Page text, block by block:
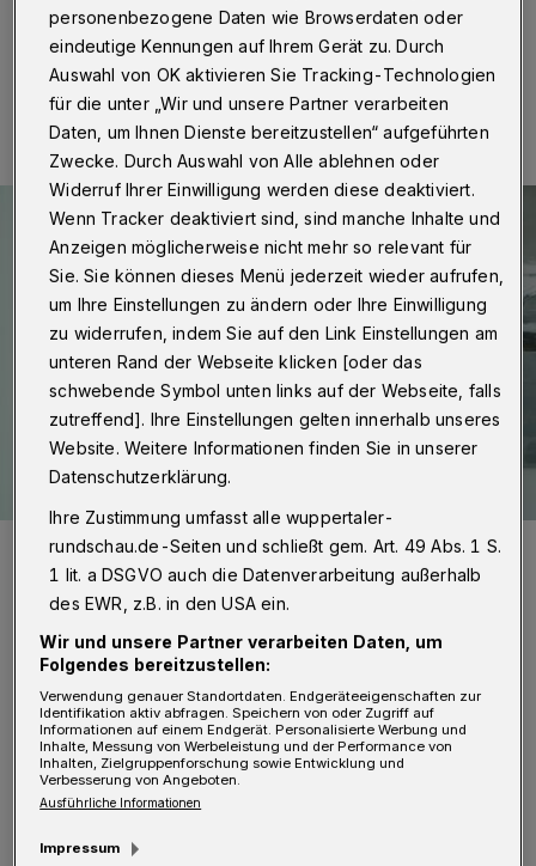
31.10.2024 , 10:30 Uhr Eine Minute Lesezeit
Von li.: Patrick Hahne, Axel Jütz und Holger Iborg.
Foto: Sparkasse Wuppertal
„Mit seiner umfassenden Führungserfahrung
und seiner langjährigen Expertise im Private
Banking und in der Firmenkundenbetreuung
personenbezogene Daten wie Browserdaten oder
eindeutige Kennungen auf Ihrem Gerät zu. Durch
Auswahl von OK aktivieren Sie Tracking-Technologien
für die unter „Wir und unsere Partner verarbeiten
Daten, um Ihnen Dienste bereitzustellen“ aufgeführten
Zwecke. Durch Auswahl von Alle ablehnen oder
Widerruf Ihrer Einwilligung werden diese deaktiviert.
Wenn Tracker deaktiviert sind, sind manche Inhalte und
Anzeigen möglicherweise nicht mehr so relevant für
Sie. Sie können dieses Menü jederzeit wieder aufrufen,
um Ihre Einstellungen zu ändern oder Ihre Einwilligung
zu widerrufen, indem Sie auf den Link Einstellungen am
unteren Rand der Webseite klicken [oder das
schwebende Symbol unten links auf der Webseite, falls
zutreffend]. Ihre Einstellungen gelten innerhalb unseres
Website. Weitere Informationen finden Sie in unserer
Datenschutzerklärung.
Ihre Zustimmung umfasst alle wuppertaler-
rundschau.de-Seiten und schließt gem. Art. 49 Abs. 1 S.
1 lit. a DSGVO auch die Datenverarbeitung außerhalb
des EWR, z.B. in den USA ein.
Wir und unsere Partner verarbeiten Daten, um
Folgendes bereitzustellen:
Verwendung genauer Standortdaten. Endgeräteeigenschaften zur
Identifikation aktiv abfragen. Speichern von oder Zugriff auf
Informationen auf einem Endgerät. Personalisierte Werbung und
Inhalte, Messung von Werbeleistung und der Performance von
Inhalten, Zielgruppenforschung sowie Entwicklung und
Verbesserung von Angeboten.
Ausführliche Informationen
Impressum